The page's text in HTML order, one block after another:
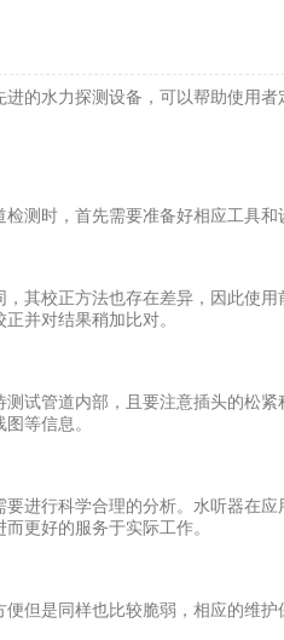
进的水力探测设备，可以帮助使用
时，首先需要准备好相应工具和
校正方法也存在差异，因此使用
并对结果稍加比对。
管道内部，且要注意插头的松紧
等信息。
行科学合理的分析。水听器在应
更好的服务于实际工作。
是同样也比较脆弱，相应的维护